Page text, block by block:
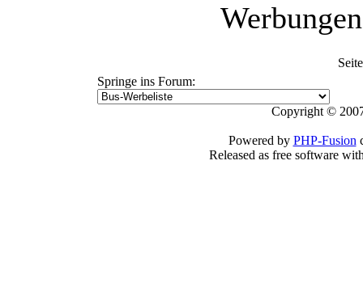
Springe ins Forum:
Copyright ©
Powered by PHP-Fusion
Released as free software